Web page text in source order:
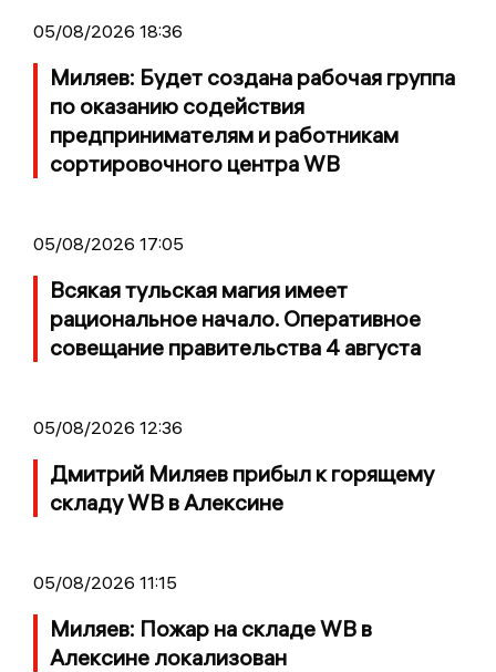
05/08/2026 18:36
Миляев: Будет создана рабочая группа
по оказанию содействия
предпринимателям и работникам
сортировочного центра WB
05/08/2026 17:05
Всякая тульская магия имеет
рациональное начало. Оперативное
совещание правительства 4 августа
05/08/2026 12:36
Дмитрий Миляев прибыл к горящему
складу WB в Алексине
05/08/2026 11:15
Миляев: Пожар на складе WB в
Алексине локализован